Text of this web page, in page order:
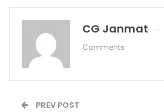
CG Janmat
Comments
PREV POST